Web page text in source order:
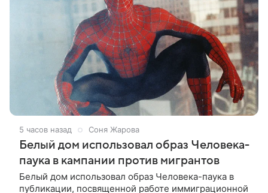
5 часов назад Соня Жарова
Белый дом использовал образ Человека-
паука в кампании против мигрантов
Белый дом использовал образ Человека-паука в
публикации, посвященной работе иммиграционной